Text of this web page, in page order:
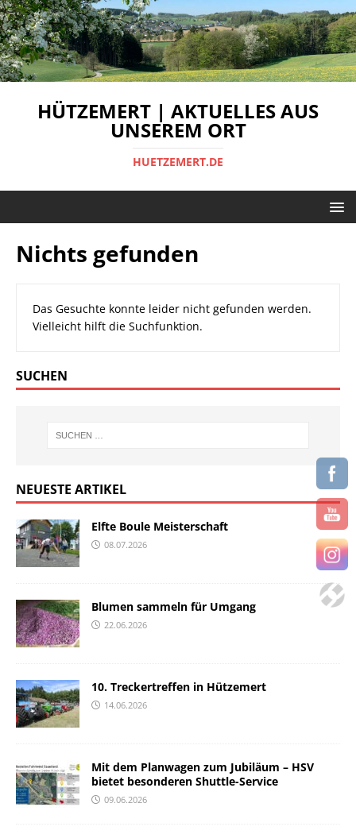
HÜTZEMERT | AKTUELLES AUS
UNSEREM ORT
HUETZEMERT.DE
Nichts gefunden
Das Gesuchte konnte leider nicht gefunden werden.
Vielleicht hilft die Suchfunktion.
SUCHEN
NEUESTE ARTIKEL
Elfte Boule Meisterschaft
08.07.2026
Blumen sammeln für Umgang
22.06.2026
10. Treckertreffen in Hützemert
14.06.2026
Mit dem Planwagen zum Jubiläum – HSV
bietet besonderen Shuttle-Service
09.06.2026